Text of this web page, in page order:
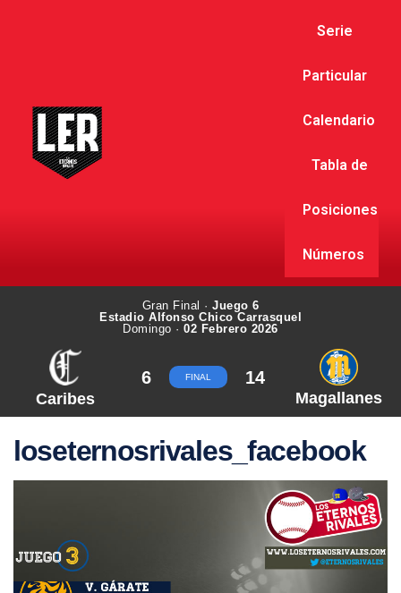
Serie
Particular
Calendario
Tabla de
Posiciones
Números
Gran Final · Juego 6
Estadio Alfonso Chico Carrasquel
Domingo ·02 Febrero 2026
Caribes
6 FINAL 14
Magallanes
loseternosrivales_facebook